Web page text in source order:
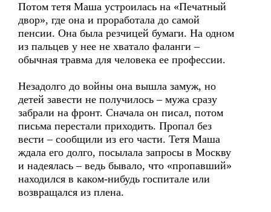
Потом тетя Маша устроилась на «Печатный
двор», где она и проработала до самой
пенсии. Она была резчицей бумаги. На одном
из пальцев у нее не хватало фаланги –
обычная травма для человека ее профессии.
Незадолго до войны она вышла замуж, но
детей завести не получилось – мужа сразу
забрали на фронт. Сначала он писал, потом
письма перестали приходить. Пропал без
вести – сообщили из его части. Тетя Маша
ждала его долго, посылала запросы в Москву
и надеялась – ведь бывало, что «пропавший»
находился в каком-нибудь госпитале или
возвращался из плена.